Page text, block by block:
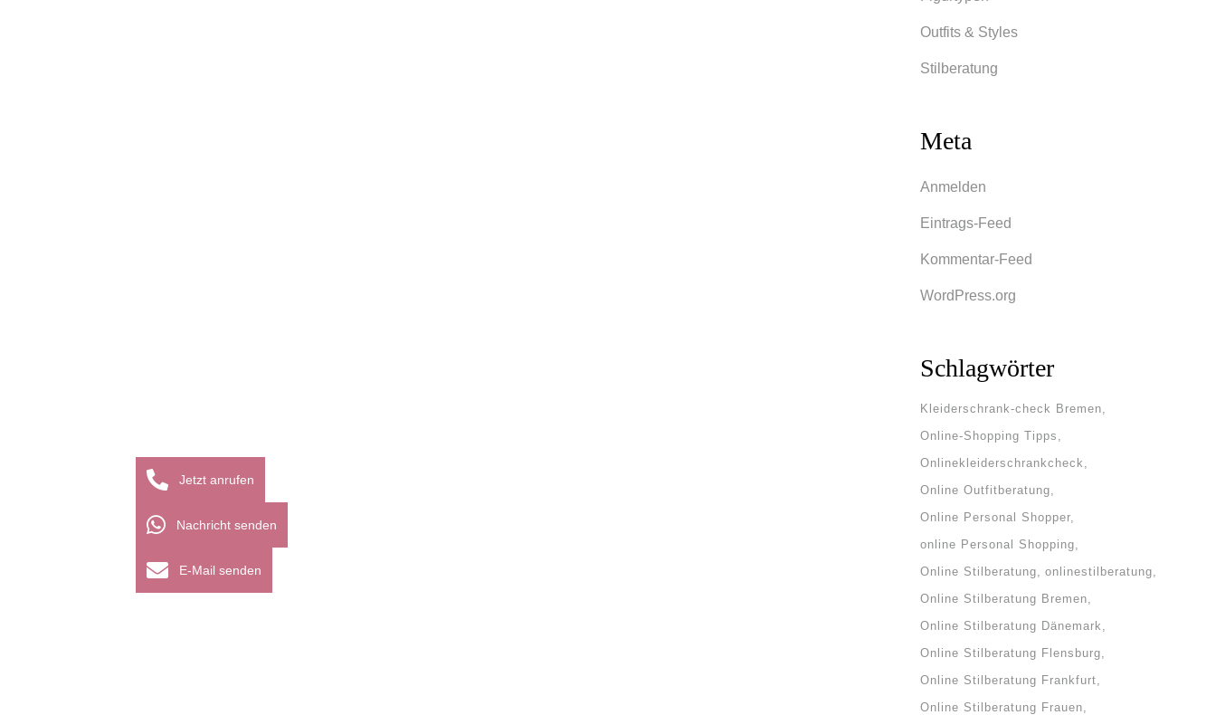
Outfits & Styles
Stilberatung
Meta
Anmelden
Eintrags-Feed
Kommentar-Feed
WordPress.org
Schlagwörter
Kleiderschrank-check Bremen
Online-Shopping Tipps
Onlinekleiderschrankcheck
Online Outfitberatung
Online Personal Shopper
online Personal Shopping
Online Stilberatung
onlinestilberatung
Online Stilberatung Bremen
Online Stilberatung Dänemark
Online Stilberatung Flensburg
Online Stilberatung Frankfurt
Online Stilberatung Frauen
Jetzt anrufen
Nachricht senden
E-Mail senden